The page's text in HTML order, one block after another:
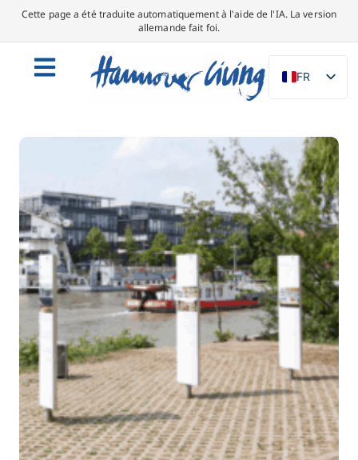
Cette page a été traduite automatiquement à l'aide de l'IA. La version
allemande fait foi.
FR
DE
NL
PL
ES
IT
DA
SV
PT
TR
RU
FI
ZH
KO